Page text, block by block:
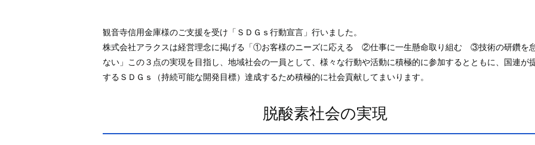
観音寺信用金庫様のご支援を受け「ＳＤＧｓ行動宣言」行いました。
株式会社アラクスは経営理念に掲げる「①お客様のニーズに応える ②仕事に一生懸命取り組む ③技術の研鑽を
ない」この３点の実現を目指し、地域社会の一員として、様々な行動や活動に積極的に参加するとともに、国連が
するＳＤＧｓ（持続可能な開発目標）達成するため積極的に社会貢献してまいります。
脱酸素社会の実現